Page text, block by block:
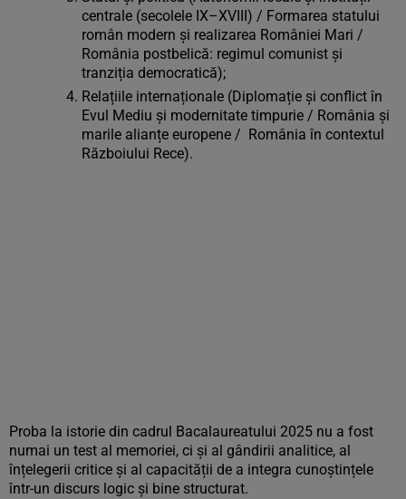
centrale (secolele IX–XVIII) / Formarea statului
român modern și realizarea României Mari /
România postbelică: regimul comunist și
tranziția democratică);
Relațiile internaționale (Diplomație și conflict în
Evul Mediu și modernitate timpurie / România și
marile alianțe europene / România în contextul
Războiului Rece).
Proba la istorie din cadrul Bacalaureatului 2025 nu a fost
numai un test al memoriei, ci și al gândirii analitice, al
înțelegerii critice și al capacității de a integra cunoștințele
într-un discurs logic și bine structurat.